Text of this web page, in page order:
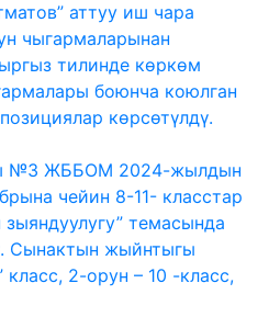
аттуу иш чара
чыгармаларынан
тилинде көркөм
боюнча коюлган
көрсөтүлдү.
№3 ЖББОМ 2024-жылдын
чейин 8-11- класстар
темасында
Сынактын жыйнтыгы
класс, 2-орун – 10 -класс,